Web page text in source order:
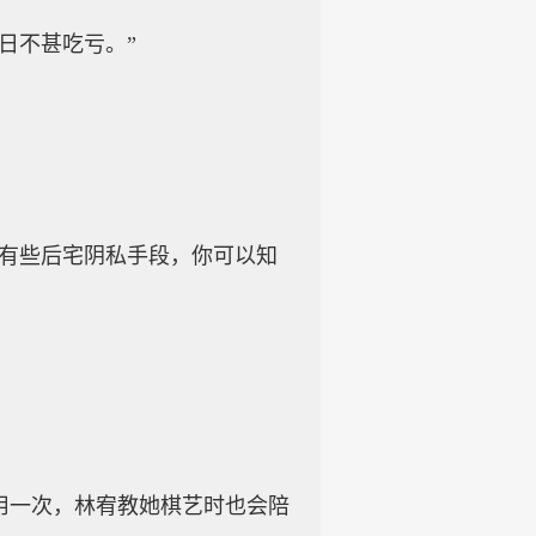
不甚吃亏。”
些后宅阴私手段，你可以知
次，林宥教她棋艺时也会陪